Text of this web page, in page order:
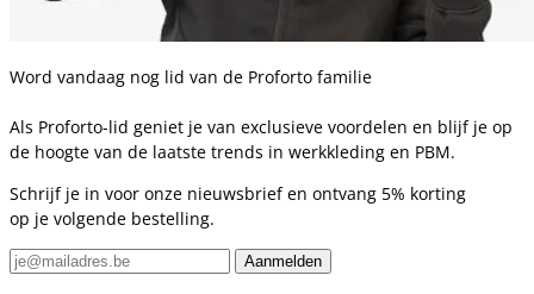
Word vandaag nog lid van de Proforto familie
Als Proforto-lid geniet je van exclusieve voordelen en blijf je op
de hoogte van de laatste trends in werkkleding en PBM.
Schrijf je in voor onze nieuwsbrief en ontvang 5% korting
op je volgende bestelling.